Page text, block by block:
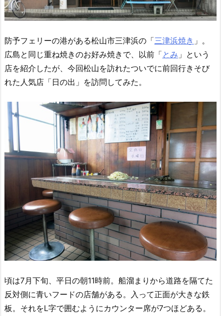
防予フェリーの港がある松山市三津浜の「三津浜焼き 」。
広島と同じ重ね焼きのお好み焼きで、以前「とみ 」という
店を紹介したが、今回松山を訪れたついでに前回行きそび
れた人気店「日の出」を訪問してみた。
頃は7月下旬、平日の朝11時前。船溜まりから道路を隔てた
反対側に青いフードの店舗がある。入って正面が大きな鉄
板。それをL字で囲むようにカウンター席が7つほどある。